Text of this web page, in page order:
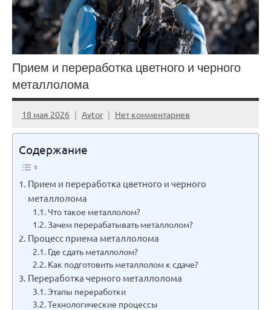
Прием и переработка цветного и черного
металлолома
18 мая 2026 Avtor Нет комментариев
Содержание
Прием и переработка цветного и черного
металлолома
Что такое металлолом?
Зачем перерабатывать металлолом?
Процесс приема металлолома
Где сдать металлолом?
Как подготовить металлолом к сдаче?
Переработка черного металлолома
Этапы переработки
Технологические процессы